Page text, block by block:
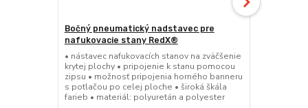
Bočný pneumatický nadstavec pre
nafukovacie stany RedX®
• nástavec nafukovacích stanov na zväčšenie
krytej plochy • pripojenie k stanu pomocou
zipsu • možnosť pripojenia horného banneru
s potlačou po celej ploche • široká škála
farieb • materiál: polyuretán a polyester